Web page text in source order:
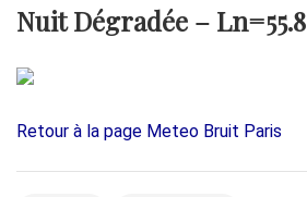
Nuit Dégradée – Ln=55.8
Retour à la page Meteo Bruit Paris